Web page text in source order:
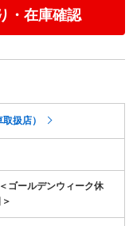
・在庫確認
扱店）
ゴールデンウィーク休